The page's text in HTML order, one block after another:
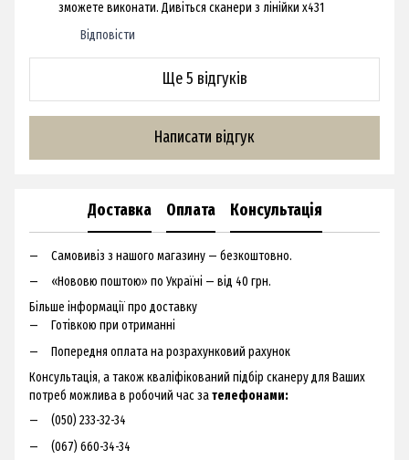
зможете виконати. Дивіться сканери з лінійки х431
Відповісти
Ще 5 відгуків
Написати відгук
Доставка Оплата Консультація
Самовивіз з нашого магазину — безкоштовно.
«Нововю поштою» по Україні — від 40 грн.
Більше інформації про доставку
Готівкою при отриманні
Попередня оплата на розрахунковий рахунок
Консультація, а також кваліфікований підбір сканеру для Ваших
потреб можлива в робочий час зателефонами:
(050) 233-32-34
(067) 660-34-34